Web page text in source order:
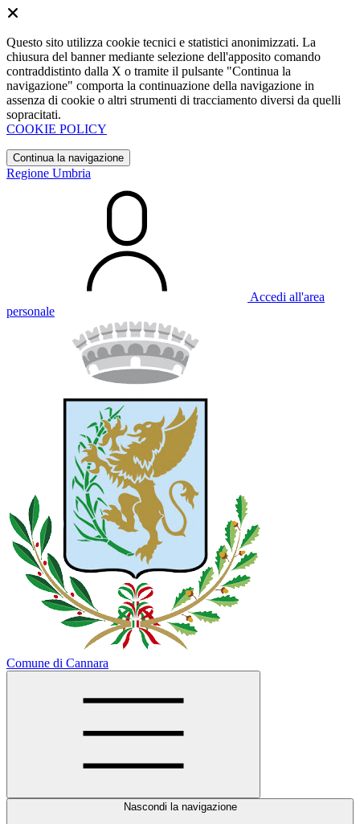
Questo sito utilizza cookie tecnici e statistici anonimizzati. La
chiusura del banner mediante selezione dell'apposito comando
contraddistinto dalla X o tramite il pulsante "Continua la
navigazione" comporta la continuazione della navigazione in
assenza di cookie o altri strumenti di tracciamento diversi da quelli
sopracitati.
COOKIE POLICY
Continua la navigazione
Regione Umbria
Accedi all'area
personale
Comune di Cannara
Nascondi la navigazione